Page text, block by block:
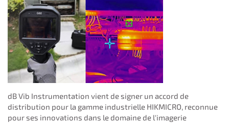
dB Vib Instrumentation vient de signer un accord de
distribution pour la gamme industrielle HIKMICRO, reconnue
pour ses innovations dans le domaine de l'imagerie